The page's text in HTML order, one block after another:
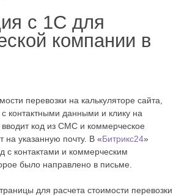
с 1С для
компании в
перевозки на калькуляторе сайта,
контактными данными и клику на
вводит код из СМС и коммерческое
на указанную почту. В «Битрикс24»
с контактами и коммерческим
было направлено в письме.